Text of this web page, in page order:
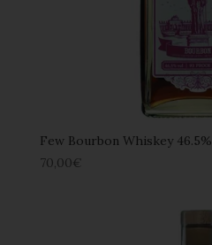
Few Bourbon Whiskey 46.5%
70,00€